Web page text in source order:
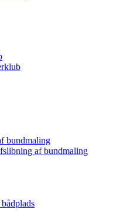
bundmaling
af bundmaling